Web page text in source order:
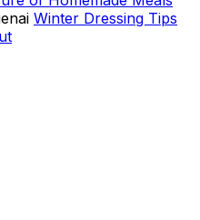
Winter Dressing Tips